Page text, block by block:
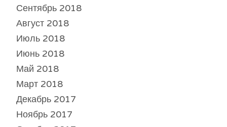
Сентябрь 2018
Август 2018
Июль 2018
Июнь 2018
Май 2018
Март 2018
Декабрь 2017
Ноябрь 2017